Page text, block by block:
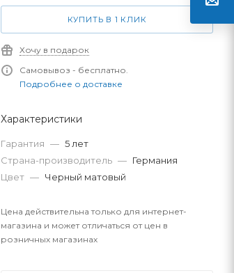
КУПИТЬ В 1 КЛИК
Хочу в подарок
Самовывоз - бесплатно.
Подробнее о доставке
Характеристики
Гарантия — 5 лет
Страна-производитель — Германия
Цвет — Черный матовый
Цена действительна только для интернет-
магазина и может отличаться от цен в
розничных магазинах